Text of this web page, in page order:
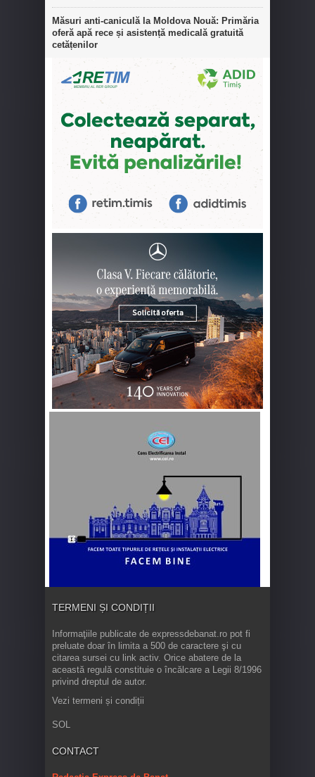
Măsuri anti-caniculă la Moldova Nouă: Primăria
oferă apă rece și asistență medicală gratuită
cetățenilor
TERMENI ȘI CONDIȚII
Informaţiile publicate de expressdebanat.ro pot fi
preluate doar în limita a 500 de caractere şi cu
citarea sursei cu link activ. Orice abatere de la
această regulă constituie o încălcare a Legii 8/1996
privind dreptul de autor.
Vezi termeni și condiții
SOL
CONTACT